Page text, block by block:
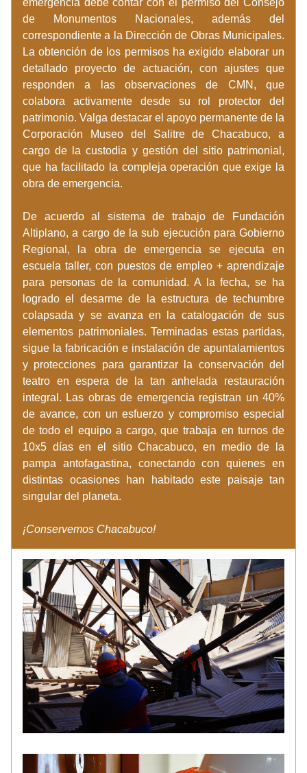
emergencia debe contar con el permiso del Consejo
de Monumentos Nacionales, además del
correspondiente a la Dirección de Obras Municipales.
La obtención de los permisos ha exigido elaborar un
detallado proyecto de actuación, con ajustes que
responden a las observaciones de CMN, que
colabora activamente desde su rol protector del
patrimonio. Valga destacar el apoyo permanente de la
Corporación Museo del Salitre de Chacabuco, a
cargo de la custodia y gestión del sitio patrimonial,
que ha facilitado la compleja operación que exige la
obra de emergencia.
De acuerdo al sistema de trabajo de Fundación
Altiplano, a cargo de la sub ejecución para Gobierno
Regional, la obra de emergencia se ejecuta en
escuela taller, con puestos de empleo + aprendizaje
para personas de la comunidad. A la fecha, se ha
logrado el desarme de la estructura de techumbre
colapsada y se avanza en la catalogación de sus
elementos patrimoniales. Terminadas estas partidas,
sigue la fabricación e instalación de apuntalamientos
y protecciones para garantizar la conservación del
teatro en espera de la tan anhelada restauración
integral. Las obras de emergencia registran un 40%
de avance, con un esfuerzo y compromiso especial
de todo el equipo a cargo, que trabaja en turnos de
10x5 días en el sitio Chacabuco, en medio de la
pampa antofagastina, conectando con quienes en
distintas ocasiones han habitado este paisaje tan
singular del planeta.
¡Conservemos Chacabuco!